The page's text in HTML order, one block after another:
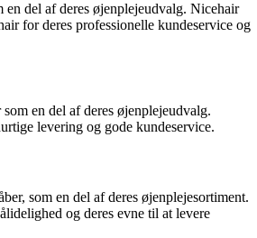
del af deres øjenplejeudvalg. Nicehair
for deres professionelle kundeservice og
en del af deres øjenplejeudvalg.
levering og gode kundeservice.
som en del af deres øjenplejesortiment.
og deres evne til at levere